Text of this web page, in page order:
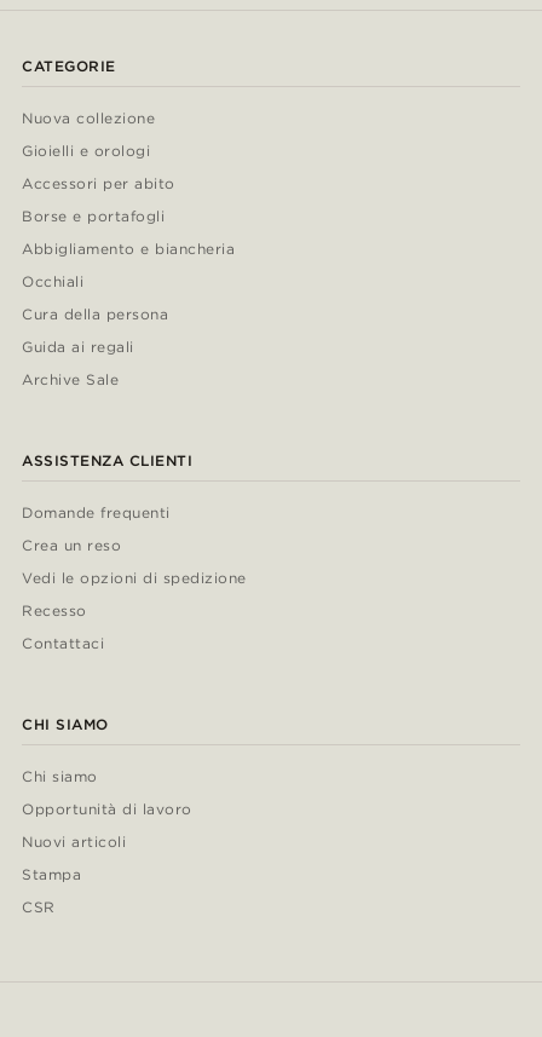
CATEGORIE
Nuova collezione
Gioielli e orologi
Accessori per abito
Borse e portafogli
Abbigliamento e biancheria
Occhiali
Cura della persona
Guida ai regali
Archive Sale
ASSISTENZA CLIENTI
Domande frequenti
Crea un reso
Vedi le opzioni di spedizione
Recesso
Contattaci
CHI SIAMO
Chi siamo
Opportunità di lavoro
Nuovi articoli
Stampa
CSR